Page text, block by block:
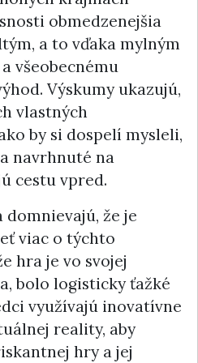
obmedzenejšia
a to vďaka mylným
všeobecnému
Výskumy ukazujú,
vlastných
by si dospelí mysleli,
navrhnuté na
cestu vpred.
že je
viac o týchto
hra je vo svojej
bolo logisticky ťažké
využívajú inovatívne
reality, aby
hry a jej